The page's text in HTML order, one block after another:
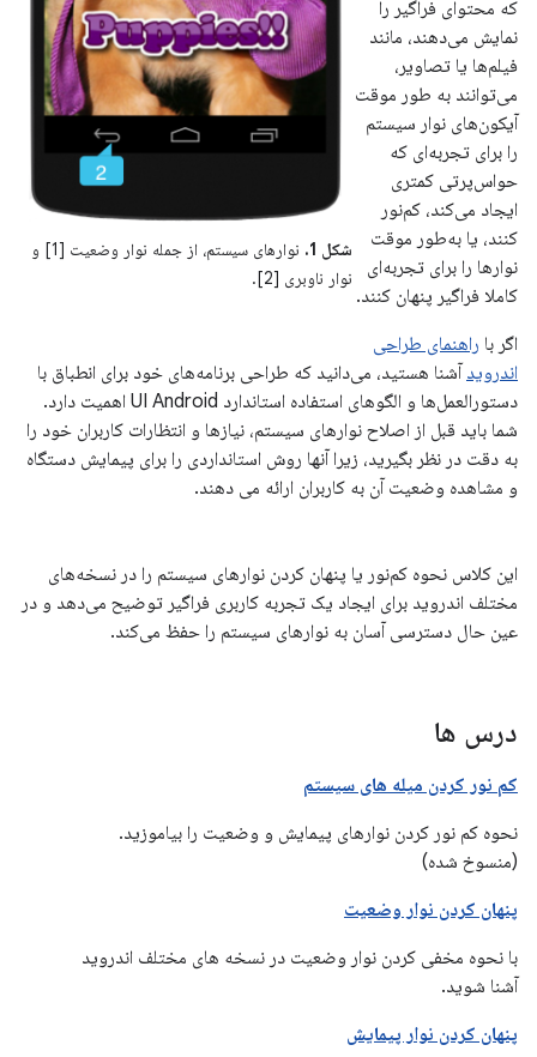
شکل 1.
نوارهای سیستم، از جمله نوار وضعیت [1] و
نوار ناوبری [2].
که محتوای فراگیر را
نمایش می‌دهند، مانند
فیلم‌ها یا تصاویر،
می‌توانند به طور موقت
آیکون‌های نوار سیستم
را برای تجربه‌ای که
حواس‌پرتی کمتری
ایجاد می‌کند، کم‌نور
کنند، یا به‌طور موقت
نوارها را برای تجربه‌ای
کاملا فراگیر پنهان کنند.
اگر با راهنمای طراحی
اندروید آشنا هستید، می‌دانید که طراحی برنامه‌های خود برای انطباق با
دستورالعمل‌ها و الگوهای استفاده استاندارد UI Android اهمیت دارد.
شما باید قبل از اصلاح نوارهای سیستم، نیازها و انتظارات کاربران خود را
به دقت در نظر بگیرید، زیرا آنها روش استانداردی را برای پیمایش دستگاه
و مشاهده وضعیت آن به کاربران ارائه می دهند.
این کلاس نحوه کم‌نور یا پنهان کردن نوارهای سیستم را در نسخه‌های
مختلف اندروید برای ایجاد یک تجربه کاربری فراگیر توضیح می‌دهد و در
عین حال دسترسی آسان به نوارهای سیستم را حفظ می‌کند.
درس ها
کم نور کردن میله های سیستم
نحوه کم نور کردن نوارهای پیمایش و وضعیت را بیاموزید.
(منسوخ شده)
پنهان کردن نوار وضعیت
با نحوه مخفی کردن نوار وضعیت در نسخه های مختلف اندروید
آشنا شوید.
پنهان کردن نوار پیمایش